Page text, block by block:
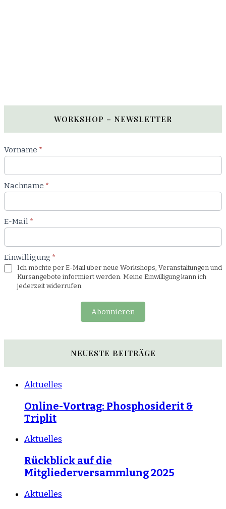
WORKSHOP – NEWSLETTER
Newsletter
Workshop
Vorname *
Nachname *
E-Mail *
Einwilligung *
Ich möchte per E-Mail über neue Workshops, Veranstaltungen und
Kursangebote informiert werden. Meine Einwilligung kann ich
jederzeit widerrufen.
Abonnieren
NEUESTE BEITRÄGE
Aktuelles
Online-Vortrag: Phosphosiderit &
Triplit
Aktuelles
Rückblick auf die
Mitgliederversammlung 2025
Aktuelles